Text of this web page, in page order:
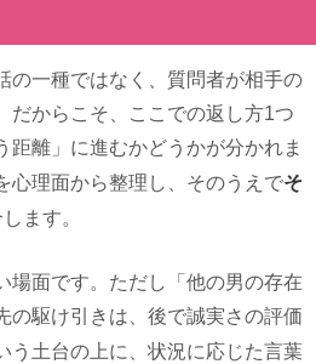
の一種ではなく、質問者が相手の
だからこそ、ここでの返し方1つ
離」に進むかどうかが分かれま
心理面から整理し、そのうえでそ
ます。
場面です。ただし「他の男の存在
の駆け引きは、後で誠実さの評価
う土台の上に、状況に応じた言葉